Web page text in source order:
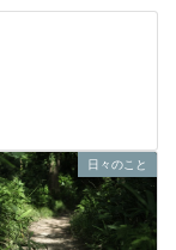
日々のこと